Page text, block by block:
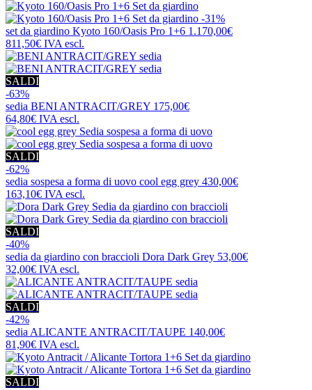
-31%
set da giardino Kyoto 160/Oasis Pro 1+6 1.170,00€
811,50€ IVA escl.
SALDI
-63%
sedia BENI ANTRACIT/GREY 175,00€
64,80€ IVA escl.
SALDI
-62%
sedia sospesa a forma di uovo cool egg grey 430,00€
163,10€ IVA escl.
SALDI
-40%
sedia da giardino con braccioli Dora Dark Grey 53,00€
32,00€ IVA escl.
SALDI
-42%
sedia ALICANTE ANTRACIT/TAUPE 140,00€
81,90€ IVA escl.
SALDI